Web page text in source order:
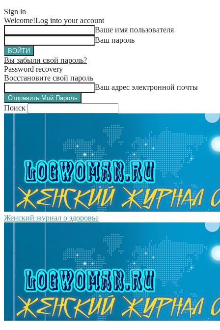
Sign in
Welcome!Log into your account
Ваше имя пользователя
Ваш пароль
Вы забыли свой пароль?
Password recovery
Восстановите свой пароль
Ваш адрес электронной почты
Поиск
Женский журнал о здоровье